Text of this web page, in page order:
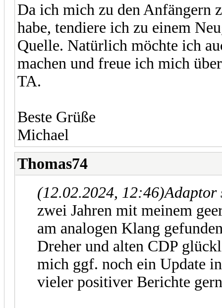
Da ich mich zu den Anfängern
habe, tendiere ich zu einem
Quelle. Natürlich möchte ich
machen und freue ich mich
TA.
Beste Grüße
Michael
Thomas74
(12.02.2024, 12:46)
zwei Jahren mit meinem
am analogen Klang
Dreher und alten CDP
mich ggf. noch ein Update
vieler positiver Berichte